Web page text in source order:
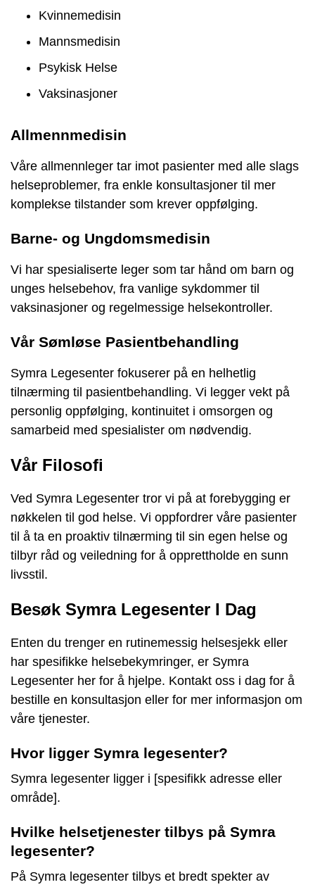
Kvinnemedisin
Mannsmedisin
Psykisk Helse
Vaksinasjoner
Allmennmedisin
Våre allmennleger tar imot pasienter med alle slags
helseproblemer, fra enkle konsultasjoner til mer
komplekse tilstander som krever oppfølging.
Barne- og Ungdomsmedisin
Vi har spesialiserte leger som tar hånd om barn og
unges helsebehov, fra vanlige sykdommer til
vaksinasjoner og regelmessige helsekontroller.
Vår Sømløse Pasientbehandling
Symra Legesenter fokuserer på en helhetlig
tilnærming til pasientbehandling. Vi legger vekt på
personlig oppfølging, kontinuitet i omsorgen og
samarbeid med spesialister om nødvendig.
Vår Filosofi
Ved Symra Legesenter tror vi på at forebygging er
nøkkelen til god helse. Vi oppfordrer våre pasienter
til å ta en proaktiv tilnærming til sin egen helse og
tilbyr råd og veiledning for å opprettholde en sunn
livsstil.
Besøk Symra Legesenter I Dag
Enten du trenger en rutinemessig helsesjekk eller
har spesifikke helsebekymringer, er Symra
Legesenter her for å hjelpe. Kontakt oss i dag for å
bestille en konsultasjon eller for mer informasjon om
våre tjenester.
Hvor ligger Symra legesenter?
Symra legesenter ligger i [spesifikk adresse eller
område].
Hvilke helsetjenester tilbys på Symra
legesenter?
På Symra legesenter tilbys et bredt spekter av